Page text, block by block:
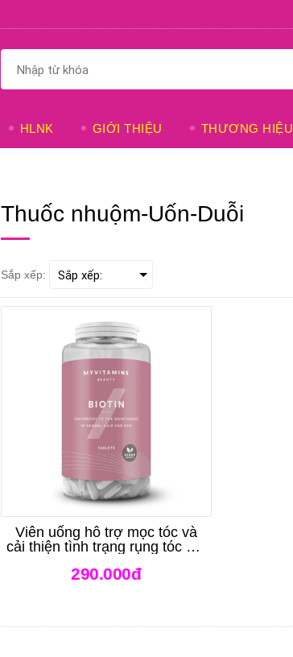
HLNK GIỚI THIỆU THƯƠNG HIỆU
Thuốc nhuộm-Uốn-Duỗi
Sắp xếp:
Viên uống hỗ trợ mọc tóc và
cải thiện tình trạng rụng tóc My
290.000đ